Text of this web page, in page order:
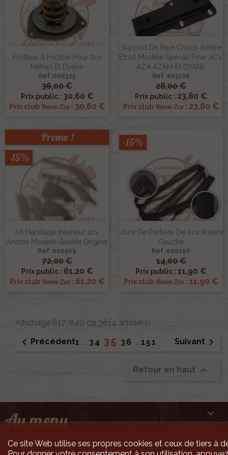
Frotteur À Friction Pour 2cv
Méhari Et Dyane
Ref :000325
36,00 €
Prix public : 30,60 €
Prix club Renov 2cv: 30,60 €
Support De Pare Chocs Arrière
Étroit Modèle Spécial Pour 2CV
AZA AZAM Et DYANE
Ref :003106
28,00 €
Prix public : 23,80 €
Prix club Renov 2cv : 23,80 €
Kit Habillage Interieur 2cv
Ancien Modele Qualite Origine
Ref :000509
72,00 €
Prix public : 61,20 €
Prix club Renov 2cv: 61,20 €
Promo !
-15%
Joint De Portière De 2cv Arrière
Gauche
Ref :000190
14,00 €
Prix public : 11,90 €
Prix club Renov 2cv : 11,90 €
-15%
Affichage 817-840 de 3614 article(s)
 Précédent1 … 34 35 36 … 151 Suivant 
Retour en haut 
Au menu 

Ce site Web utilise ses propres cookies et ceux de tiers à